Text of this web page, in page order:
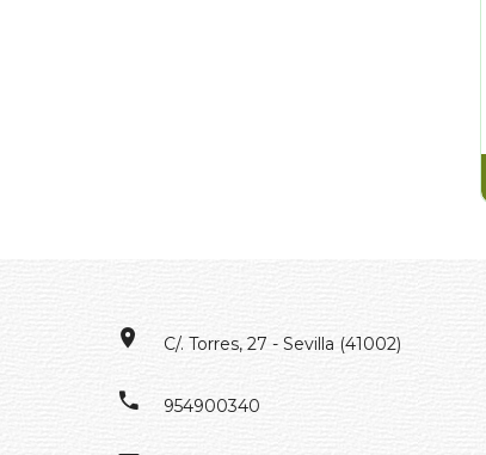
C/. Torres, 27 - Sevilla (41002)
954900340